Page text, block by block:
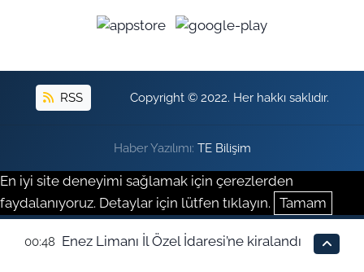
RSS Copyright © 2022. Her hakkı saklıdır.
Haber Yazılımı: TE Bilişim
En iyi site deneyimi sağlamak için çerezlerden
faydalanıyoruz. Detaylar için lütfen tıklayın. Tamam
00:48 Enez Limanı İl Özel İdaresi’ne kiralandı